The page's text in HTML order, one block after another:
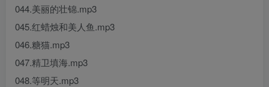
044.美丽的壮锦.mp3
045.红蜡烛和美人鱼.mp3
046.糖猫.mp3
047.精卫填海.mp3
048.等明天.mp3